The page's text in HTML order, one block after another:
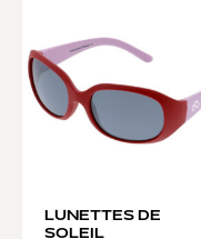
LUNETTES DE
SOLEIL